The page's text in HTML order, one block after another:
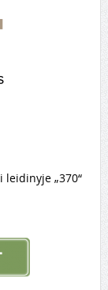
„370“